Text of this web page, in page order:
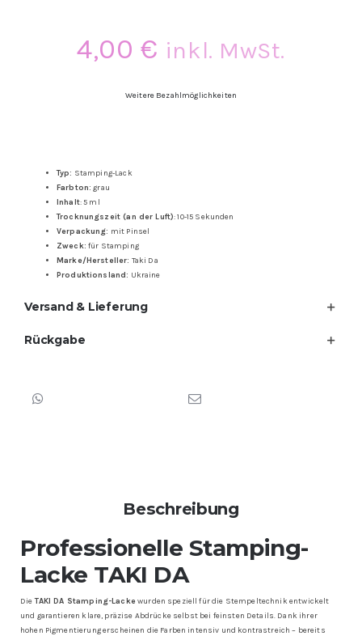
4,00 € inkl. MwSt.
Weitere Bezahlmöglichkeiten
Typ: Stamping-Lack
Farbton: grau
Inhalt: 5 ml
Trocknungszeit (an der Luft): 10-15 Sekunden
Verpackung: mit Pinsel
Zweck: für Stamping
Marke/Hersteller: Taki Da
Produktionsland: Ukraine
Versand & Lieferung
Rückgabe
Beschreibung
Professionelle Stamping-
Lacke TAKI DA
DieTAKI DA Stamping-Lackewurden speziell für die Stempeltechnik entwickelt
und garantieren klare, präzise Abdrücke selbst bei feinsten Details. Dank ihrer
hohen Pigmentierung erscheinen die Farben intensiv und kontrastreich – bereits